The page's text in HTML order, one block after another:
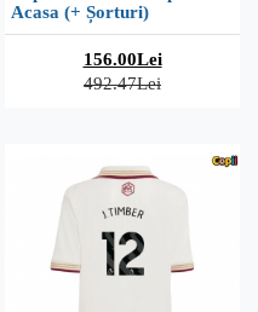
Acasa (+ Șorturi)
156.00Lei
492.47Lei